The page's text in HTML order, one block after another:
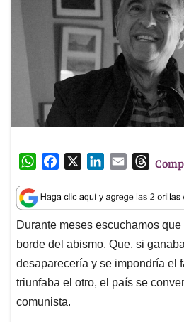
W
a
t
s
A
p
p
c
e
b
o
o
k
n
k
e
d
I
n
a
i
l
T
r
e
a
d
s
Durante meses escuchamos
borde del abismo. Que, si
desaparecería y se impondría el
triunfaba el otro, el país se
comunista.